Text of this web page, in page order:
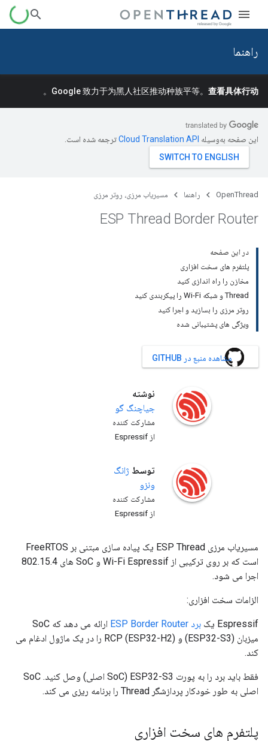
راهنما
Google 致力于为黑人社区推动种族平等。 查看具体行动
。
این صفحه به‌وسیله ترجمه شده است.
OpenThread راهنما مسیریاب مرزی، روتر مرزی
ESP Thread Border Router
در این صفحه
پلتفرم های سخت افزاری
مخازن را راه اندازی کنید
Thread و شبکه Wi-Fi را پیکربندی کنید
روتر مرزی را بسازید و اجرا کنید
ویژگی های پشتیبانی شده
مشاهده منبع در GITHUB
نوشته
جیاچنگ گو
مشارکت کننده
از Espressif
توسط ژانگ
ونزو
مشارکت کننده
از Espressif
مسیریاب مرزی ESP Thread یک پیاده سازی مبتنی بر FreeRTOS
است که بر روی ترکیبی از Wi-Fi Espressif و SoC های 802.15.4
اجرا می شود.
الزامات سخت افزاری:
Espressif یک برد ESP Border Router
ارائه می دهد که SoC
میزبان (ESP32-S3) و RCP (ESP32-H2) را در یک ماژول ادغام می
کند.
فقط باید برد را به پورت ESP32-S3 (SoC اصلی) وصل کنید. SoC
اصلی به طور خودکار پردازشگر Thread را برنامه ریزی می کند.
پلتفرم های سخت افزاری